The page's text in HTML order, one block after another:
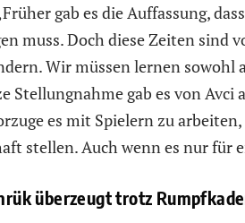
gab es die Auffassung,
muss. Doch diese Zeiten sind
Wir müssen lernen sowohl
Stellungnahme gab es von
es mit Spielern zu
stellen. Auch wenn es nur für
überzeugt trotz